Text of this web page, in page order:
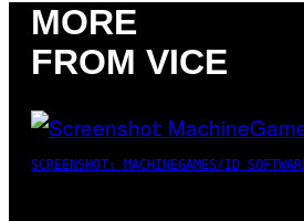
MORE
FROM VICE
SCREENSHOT: MACHINEGAMES/ID